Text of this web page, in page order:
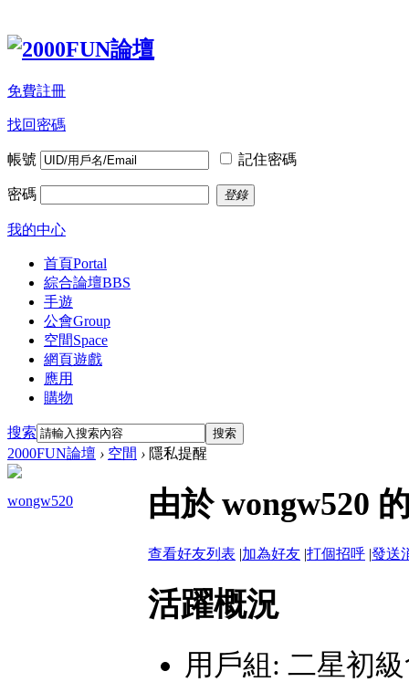
免費註冊
找回密碼
帳號 記住密碼
密碼 登錄
我的中心
首頁Portal
綜合論壇BBS
手遊
公會Group
空間Space
網頁遊戲
應用
購物
搜索 搜索
2000FUN論壇 › 空間 › 隱私提醒
wongw520 由於 wongw520
查看好友列表 |加為好友 |打個招呼 |發送
活躍概況
用戶組: 二星初